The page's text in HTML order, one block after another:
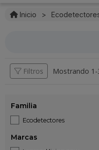
Inicio >
Filtros Mostrando 1-
Familia
Ecodetectores
Marcas